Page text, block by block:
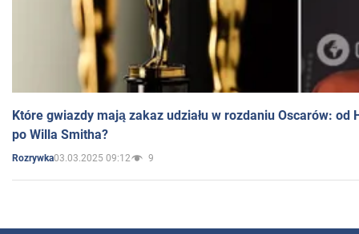
Które gwiazdy mają zakaz udziału w rozdaniu Oscarów: od
po Willa Smitha?
Rozrywka03.03.2025 09:12 9